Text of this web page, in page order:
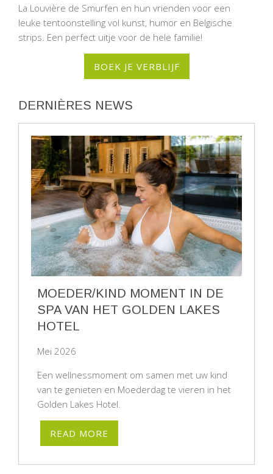
La Louvière de Smurfen en hun vrienden voor een
leuke tentoonstelling vol kunst, humor en Belgische
strips. Een perfect uitje voor de hele familie!
BOEK JE VERBLIJF
DERNIÈRES NEWS
MOEDER/KIND MOMENT IN DE
SPA VAN HET GOLDEN LAKES
HOTEL
Mei 2026
Een wellnessmoment om samen met uw kind
van te genieten en Moederdag te vieren in het
Golden Lakes Hotel.
READ MORE